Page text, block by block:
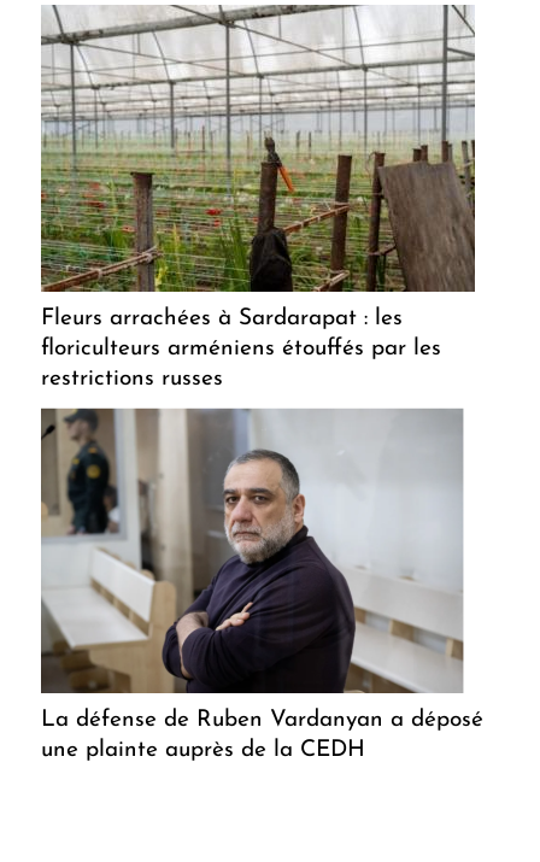
Fleurs arrachées à Sardarapat : les
floriculteurs arméniens étouffés par les
restrictions russes
La défense de Ruben Vardanyan a déposé
une plainte auprès de la CEDH